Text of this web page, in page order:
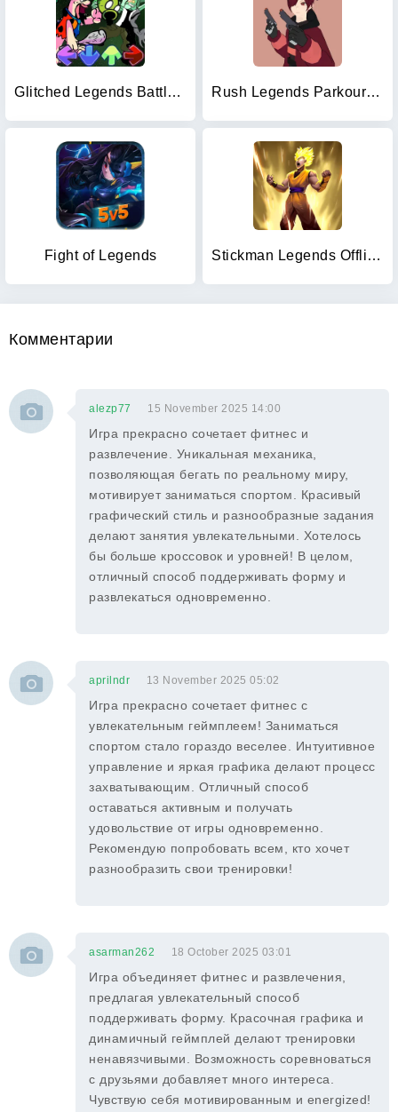
Glitched Legends Battle Mod Rush Legends Parkour PvP FPS
Fight of Legends Stickman Legends Offline Games
Комментарии
alezp77 15 November 2025 14:00
Игра прекрасно сочетает фитнес и
развлечение. Уникальная механика,
позволяющая бегать по реальному миру,
мотивирует заниматься спортом. Красивый
графический стиль и разнообразные задания
делают занятия увлекательными. Хотелось
бы больше кроссовок и уровней! В целом,
отличный способ поддерживать форму и
развлекаться одновременно.
aprilndr 13 November 2025 05:02
Игра прекрасно сочетает фитнес с
увлекательным геймплеем! Заниматься
спортом стало гораздо веселее. Интуитивное
управление и яркая графика делают процесс
захватывающим. Отличный способ
оставаться активным и получать
удовольствие от игры одновременно.
Рекомендую попробовать всем, кто хочет
разнообразить свои тренировки!
asarman262 18 October 2025 03:01
Игра объединяет фитнес и развлечения,
предлагая увлекательный способ
поддерживать форму. Красочная графика и
динамичный геймплей делают тренировки
ненавязчивыми. Возможность соревноваться
с друзьями добавляет много интереса.
Чувствую себя мотивированным и energized!